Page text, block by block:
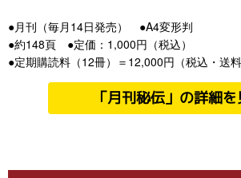
●月刊（毎月14日発売） ●A4変形判
●約148頁 ●定価：1,000円（税込）
●定期購読料（12冊）＝12,000円（税込・送料
「月刊秘伝」の詳細